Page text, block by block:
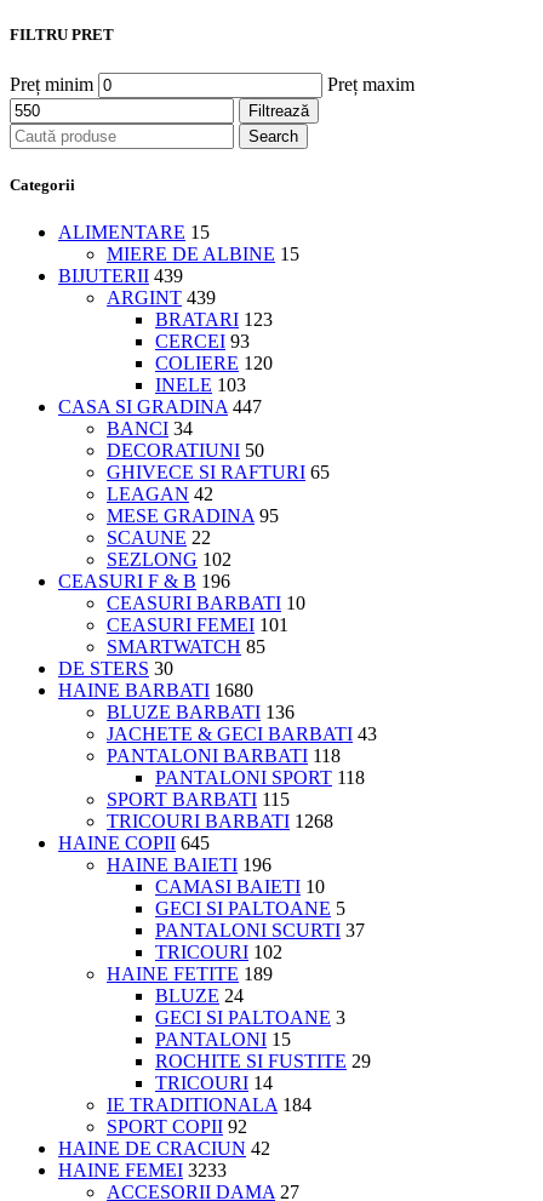
FILTRU PRET
Preț minim Preț maxim
Filtrează
Search
Categorii
ALIMENTARE 15
MIERE DE ALBINE 15
BIJUTERII 439
ARGINT 439
BRATARI 123
CERCEI 93
COLIERE 120
INELE 103
CASA SI GRADINA 447
BANCI 34
DECORATIUNI 50
GHIVECE SI RAFTURI 65
LEAGAN 42
MESE GRADINA 95
SCAUNE 22
SEZLONG 102
CEASURI F & B 196
CEASURI BARBATI 10
CEASURI FEMEI 101
SMARTWATCH 85
DE STERS 30
HAINE BARBATI 1680
BLUZE BARBATI 136
JACHETE & GECI BARBATI 43
PANTALONI BARBATI 118
PANTALONI SPORT 118
SPORT BARBATI 115
TRICOURI BARBATI 1268
HAINE COPII 645
HAINE BAIETI 196
CAMASI BAIETI 10
GECI SI PALTOANE 5
PANTALONI SCURTI 37
TRICOURI 102
HAINE FETITE 189
BLUZE 24
GECI SI PALTOANE 3
PANTALONI 15
ROCHITE SI FUSTITE 29
TRICOURI 14
IE TRADITIONALA 184
SPORT COPII 92
HAINE DE CRACIUN 42
HAINE FEMEI 3233
ACCESORII DAMA 27